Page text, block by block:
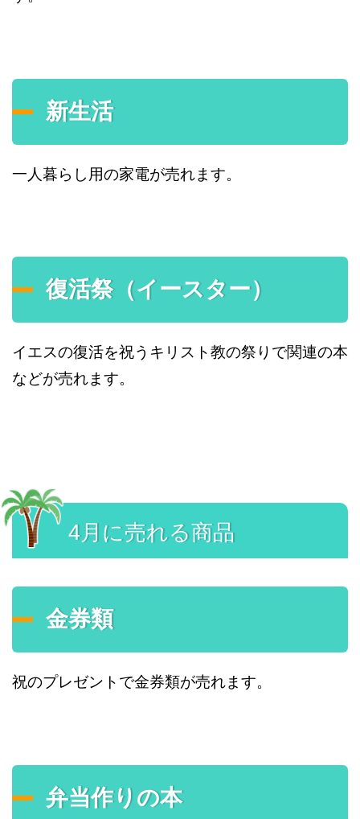
新生活
一人暮らし用の家電が売れます。
復活祭（イースター）
イエスの復活を祝うキリスト教の祭りで関連の本
などが売れます。
4月に売れる商品
金券類
祝のプレゼントで金券類が売れます。
弁当作りの本